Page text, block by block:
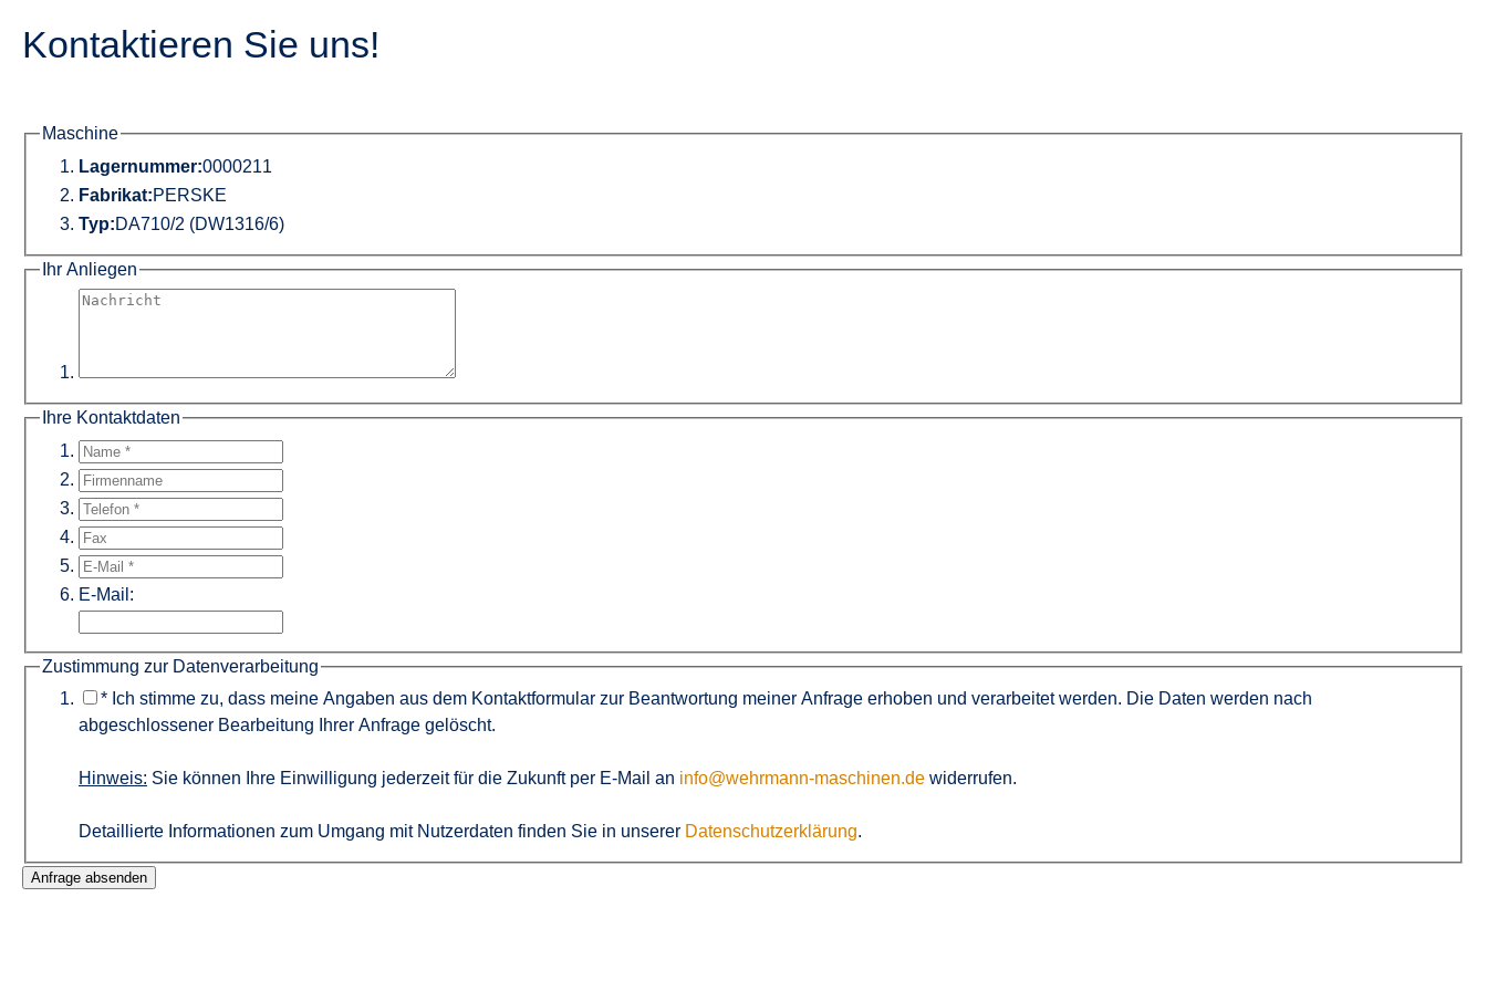
Kontaktieren Sie uns!
Maschine
Lagernummer:0000211
Fabrikat:PERSKE
Typ:DA710/2 (DW1316/6)
Ihr Anliegen
Ihre Kontaktdaten
E-Mail:
Zustimmung zur Datenverarbeitung
* Ich stimme zu, dass meine Angaben aus dem Kontaktformular zur Beantwortung meiner Anfrage erhoben und verarbeitet werden. Die Daten werden nach
abgeschlossener Bearbeitung Ihrer Anfrage gelöscht.
Hinweis: Sie können Ihre Einwilligung jederzeit für die Zukunft per E-Mail an info@wehrmann-maschinen.de widerrufen.
Detaillierte Informationen zum Umgang mit Nutzerdaten finden Sie in unserer Datenschutzerklärung.